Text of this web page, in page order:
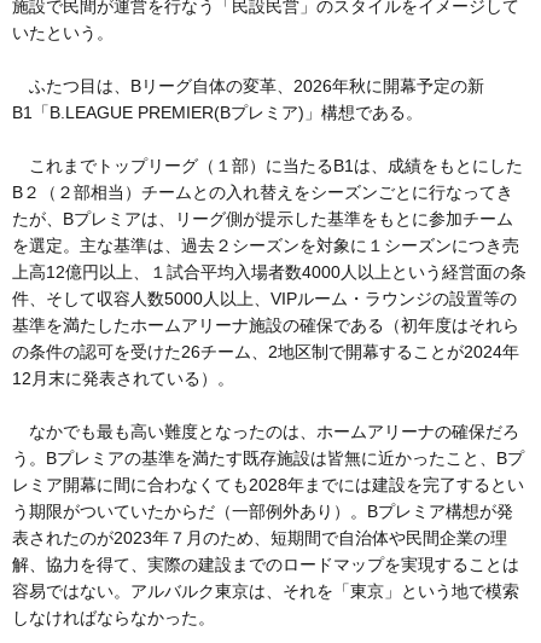
施設で民間が運営を行なう「民設民営」のスタイルをイメージして
いたという。
ふたつ目は、Bリーグ自体の変革、2026年秋に開幕予定の新
B1「B.LEAGUE PREMIER(Bプレミア)」構想である。
これまでトップリーグ（１部）に当たるB1は、成績をもとにした
B２（２部相当）チームとの入れ替えをシーズンごとに行なってき
たが、Bプレミアは、リーグ側が提示した基準をもとに参加チーム
を選定。主な基準は、過去２シーズンを対象に１シーズンにつき売
上高12億円以上、１試合平均入場者数4000人以上という経営面の条
件、そして収容人数5000人以上、VIPルーム・ラウンジの設置等の
基準を満たしたホームアリーナ施設の確保である（初年度はそれら
の条件の認可を受けた26チーム、2地区制で開幕することが2024年
12月末に発表されている）。
なかでも最も高い難度となったのは、ホームアリーナの確保だろ
う。Bプレミアの基準を満たす既存施設は皆無に近かったこと、Bプ
レミア開幕に間に合わなくても2028年までには建設を完了するとい
う期限がついていたからだ（一部例外あり）。Bプレミア構想が発
表されたのが2023年７月のため、短期間で自治体や民間企業の理
解、協力を得て、実際の建設までのロードマップを実現することは
容易ではない。アルバルク東京は、それを「東京」という地で模索
しなければならなかった。